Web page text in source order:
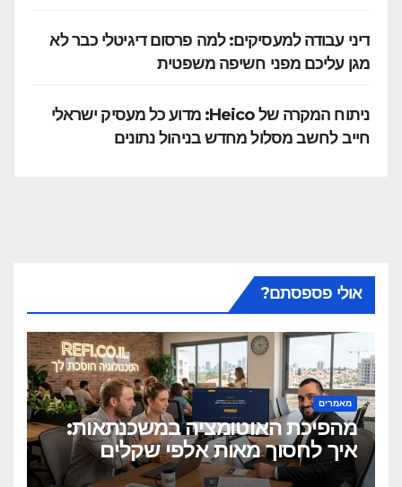
דיני עבודה למעסיקים: למה פרסום דיגיטלי כבר לא
מגן עליכם מפני חשיפה משפטית
ניתוח המקרה של Heico: מדוע כל מעסיק ישראלי
חייב לחשב מסלול מחדש בניהול נתונים
אולי פספסתם?
מאמרים
מהפיכת האוטומציה במשכנתאות:
איך לחסוך מאות אלפי שקלים
בלחיצת כפתור?